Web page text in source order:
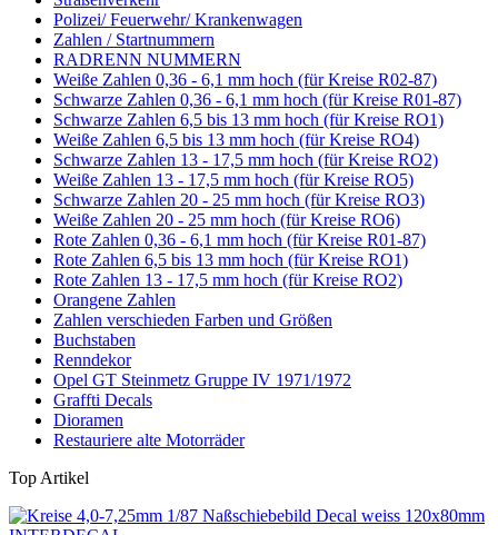
Polizei/ Feuerwehr/ Krankenwagen
Zahlen / Startnummern
RADRENN NUMMERN
Weiße Zahlen 0,36 - 6,1 mm hoch (für Kreise R02-87)
Schwarze Zahlen 0,36 - 6,1 mm hoch (für Kreise R01-87)
Schwarze Zahlen 6,5 bis 13 mm hoch (für Kreise RO1)
Weiße Zahlen 6,5 bis 13 mm hoch (für Kreise RO4)
Schwarze Zahlen 13 - 17,5 mm hoch (für Kreise RO2)
Weiße Zahlen 13 - 17,5 mm hoch (für Kreise RO5)
Schwarze Zahlen 20 - 25 mm hoch (für Kreise RO3)
Weiße Zahlen 20 - 25 mm hoch (für Kreise RO6)
Rote Zahlen 0,36 - 6,1 mm hoch (für Kreise R01-87)
Rote Zahlen 6,5 bis 13 mm hoch (für Kreise RO1)
Rote Zahlen 13 - 17,5 mm hoch (für Kreise RO2)
Orangene Zahlen
Zahlen verschieden Farben und Größen
Buchstaben
Renndekor
Opel GT Steinmetz Gruppe IV 1971/1972
Graffti Decals
Dioramen
Restauriere alte Motorräder
Top Artikel